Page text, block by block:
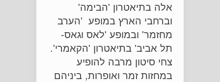
אלה בתיאטרון 'הבימה'
וברחבי הארץ במופע 'הערב
מחזמר' ובמופע 'לאס וגאס-
תל אביב' בתיאטרון 'הקאמרי'.
צחי סיטון מרבה להופיע
במחזות זמר ואופרות, ביניהם